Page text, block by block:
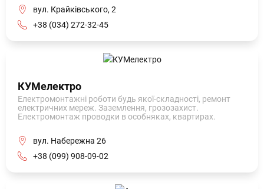
вул. Крайківського, 2
+38 (034) 272-32-45
КУМелектро
Електромонтажні роботи будь якої-складності, ремонт
електричних мереж. Заземлення, грозозахист.
Електромонтаж проводки в особняках, квартирах.
вул. Набережна 26
+38 (099) 908-09-02